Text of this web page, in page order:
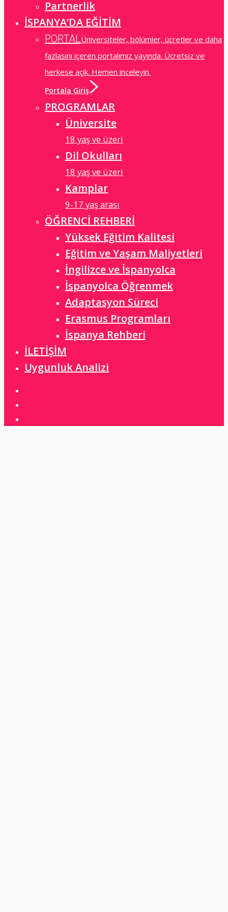
Partnerlik
İSPANYA’DA EĞİTİM
PORTALÜniversiteler, bölümler, ücretler ve daha
fazlasını içeren portalımız yayında. Ücretsiz ve
herkese açık. Hemen inceleyin.
Portala Giriş
PROGRAMLAR
Üniversite
18 yaş ve üzeri
Dil Okulları
18 yaş ve üzeri
Kamplar
9-17 yaş arası
ÖĞRENCİ REHBERİ
Yüksek Eğitim Kalitesi
Eğitim ve Yaşam Maliyetleri
İngilizce ve İspanyolca
İspanyolca Öğrenmek
Adaptasyon Süreci
Erasmus Programları
İspanya Rehberi
İLETİŞİM
Uygunluk Analizi